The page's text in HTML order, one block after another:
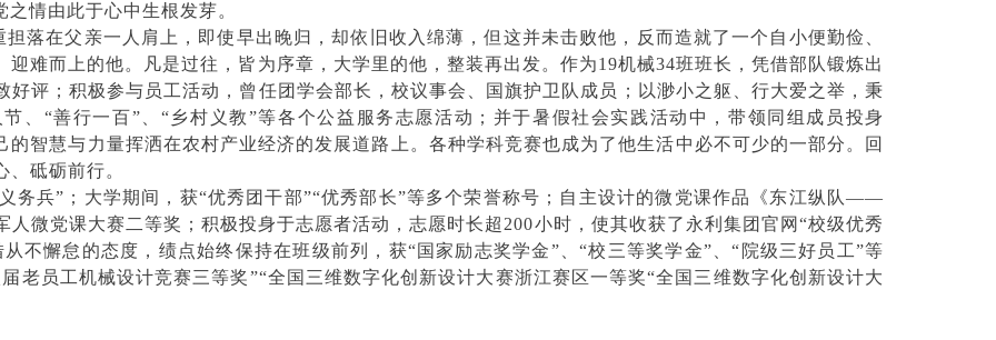
情由此于心中生根发芽。
落在父亲一人肩上，即使早出晚归，却依旧收入绵薄，但这并未击败他，反而造就了一个自小便勤俭、
难而上的他。凡是过往，皆为序章，大学里的他，整装再出发。作为19机械34班班长，凭借部队锻炼出
评；积极参与员工活动，曾任团学会部长，校议事会、国旗护卫队成员；以渺小之躯、行大爱之举，秉
、“善行一百”、“乡村义教”等各个公益服务志愿活动；并于暑假社会实践活动中，带领同组成员投身
智慧与力量挥洒在农村产业经济的发展道路上。各种学科竞赛也成为了他生活中必不可少的一部分。回
砥砺前行。
务兵”；大学期间，获“优秀团干部”“优秀部长”等多个荣誉称号；自主设计的微党课作品《东江纵队——
微党课大赛二等奖；积极投身于志愿者活动，志愿时长超200小时，使其收获了永利集团官网“校级优秀
不懈怠的态度，绩点始终保持在班级前列，获“国家励志奖学金”、“校三等奖学金”、“院级三好员工”等
老员工机械设计竞赛三等奖”“全国三维数字化创新设计大赛浙江赛区一等奖“全国三维数字化创新设计大